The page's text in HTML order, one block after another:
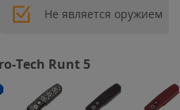
Не является оружием
Tech Runt 5